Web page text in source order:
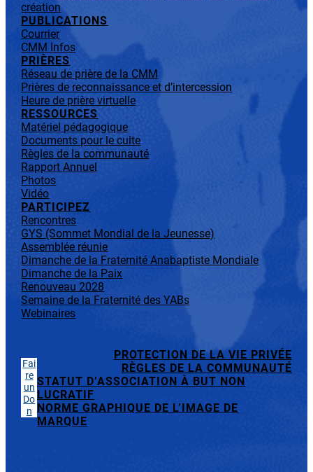
création
PUBLICATIONS
Courrier
CMM Infos
PRIÈRES
Réseau de prière de la CMM
Prières de reconnaissance et d’intercession
Heure de prière virtuelle
RESSOURCES
Matériel pédagogique
Documents pour le culte
Règles de la communauté
Rapport Annuel
Photos
Vidéo
PARTICIPEZ
Rencontres
GYS (Sommet Mondial de la Jeunesse)
Assemblée réunie
Dimanche de la Fraternité Anabaptiste Mondiale
Dimanche de la Paix
Renouveau 2028
Semaine de la Fraternité des YABs
Webinaires
Fai
re
un
Do
n
PROTECTION DE LA VIE PRIVÉE
RÈGLES DE LA COMMUNAUTÉ
STATUT D’ASSOCIATION À BUT NON
LUCRATIF
NORME GRAPHIQUE DE L’IMAGE DE
MARQUE